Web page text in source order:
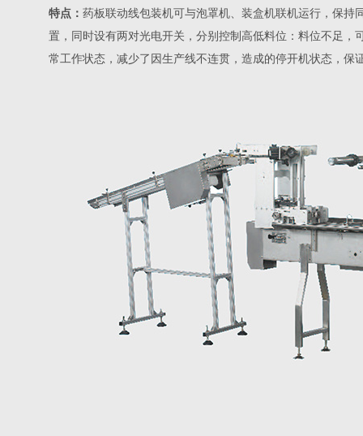
特点： 药板联动线包装机可与泡罩机、装盒机联机运行，保
置，同时设有两对光电开关，分别控制高低料位：料位不足
常工作状态，减少了因生产线不连贯，造成的停开机状态，保